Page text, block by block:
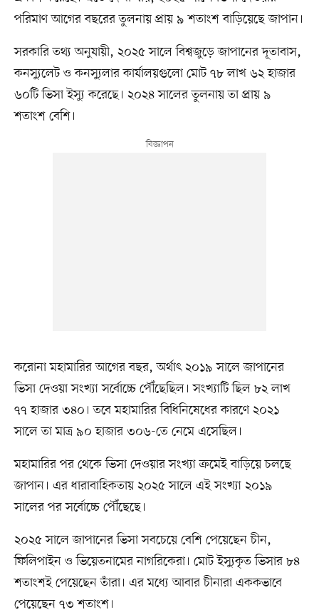
পরিমাণ আগের বছরের তুলনায় প্রায় ৯ শতাংশ বাড়িয়েছে জাপান।
সরকারি তথ্য অনুযায়ী, ২০২৫ সালে বিশ্বজুড়ে জাপানের দূতাবাস,
কনস্যুলেট ও কনস্যুলার কার্যালয়গুলো মোট ৭৮ লাখ ৬২ হাজার
৬০টি ভিসা ইস্যু করেছে। ২০২৪ সালের তুলনায় তা প্রায় ৯
শতাংশ বেশি।
করোনা মহামারির আগের বছর, অর্থাৎ ২০১৯ সালে জাপানের
ভিসা দেওয়া সংখ্যা সর্বোচ্চে পৌঁছেছিল। সংখ্যাটি ছিল ৮২ লাখ
৭৭ হাজার ৩৪০। তবে মহামারির বিধিনিষেধের কারণে ২০২১
সালে তা মাত্র ৯০ হাজার ৩০৬-তে নেমে এসেছিল।
মহামারির পর থেকে ভিসা দেওয়ার সংখ্যা ক্রমেই বাড়িয়ে চলছে
জাপান। এর ধারাবাহিকতায় ২০২৫ সালে এই সংখ্যা ২০১৯
সালের পর সর্বোচ্চে পৌঁছেছে।
২০২৫ সালে জাপানের ভিসা সবচেয়ে বেশি পেয়েছেন চীন,
ফিলিপাইন ও ভিয়েতনামের নাগরিকেরা। মোট ইস্যুকৃত ভিসার ৮৪
শতাংশই পেয়েছেন তাঁরা। এর মধ্যে আবার চীনারা এককভাবে
পেয়েছেন ৭৩ শতাংশ।